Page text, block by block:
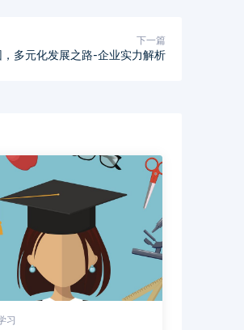
下一篇
多元化发展之路-企业实力解析
习